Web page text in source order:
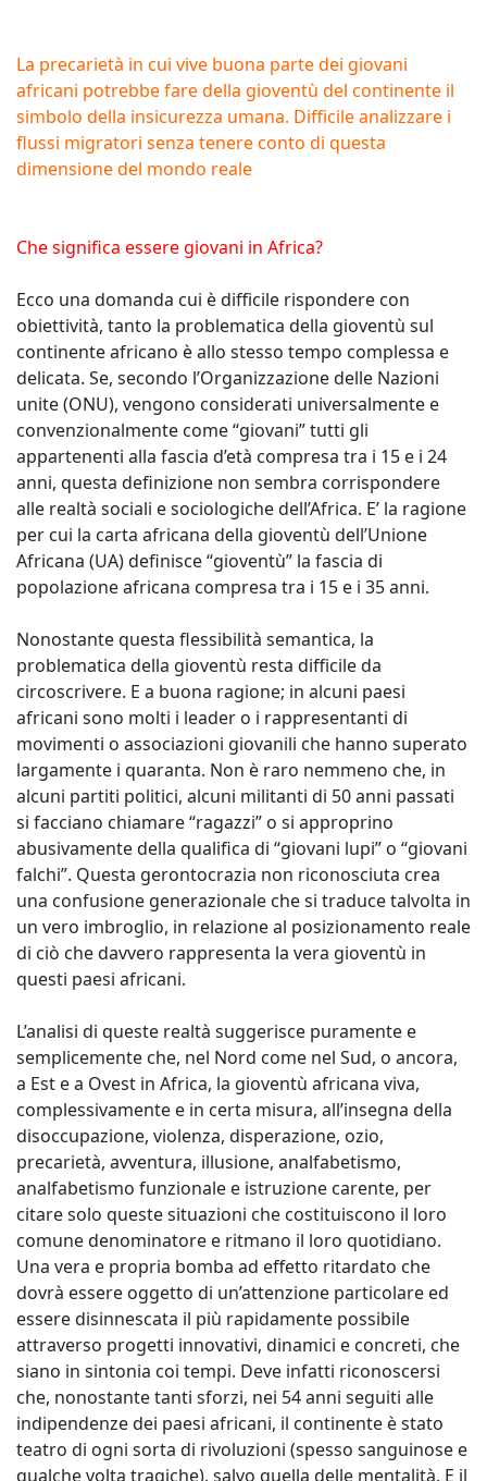
La precarietà in cui vive buona parte dei giovani
africani potrebbe fare della gioventù del continente il
simbolo della insicurezza umana. Difficile analizzare i
flussi migratori senza tenere conto di questa
dimensione del mondo reale
Che significa essere giovani in Africa?
Ecco una domanda cui è difficile rispondere con
obiettività, tanto la problematica della gioventù sul
continente africano è allo stesso tempo complessa e
delicata. Se, secondo l’Organizzazione delle Nazioni
unite (ONU), vengono considerati universalmente e
convenzionalmente come “giovani” tutti gli
appartenenti alla fascia d’età compresa tra i 15 e i 24
anni, questa definizione non sembra corrispondere
alle realtà sociali e sociologiche dell’Africa. E’ la ragione
per cui la carta africana della gioventù dell’Unione
Africana (UA) definisce “gioventù” la fascia di
popolazione africana compresa tra i 15 e i 35 anni.
Nonostante questa flessibilità semantica, la
problematica della gioventù resta difficile da
circoscrivere. E a buona ragione; in alcuni paesi
africani sono molti i leader o i rappresentanti di
movimenti o associazioni giovanili che hanno superato
largamente i quaranta. Non è raro nemmeno che, in
alcuni partiti politici, alcuni militanti di 50 anni passati
si facciano chiamare “ragazzi” o si approprino
abusivamente della qualifica di “giovani lupi” o “giovani
falchi”. Questa gerontocrazia non riconosciuta crea
una confusione generazionale che si traduce talvolta in
un vero imbroglio, in relazione al posizionamento reale
di ciò che davvero rappresenta la vera gioventù in
questi paesi africani.
L’analisi di queste realtà suggerisce puramente e
semplicemente che, nel Nord come nel Sud, o ancora,
a Est e a Ovest in Africa, la gioventù africana viva,
complessivamente e in certa misura, all’insegna della
disoccupazione, violenza, disperazione, ozio,
precarietà, avventura, illusione, analfabetismo,
analfabetismo funzionale e istruzione carente, per
citare solo queste situazioni che costituiscono il loro
comune denominatore e ritmano il loro quotidiano.
Una vera e propria bomba ad effetto ritardato che
dovrà essere oggetto di un’attenzione particolare ed
essere disinnescata il più rapidamente possibile
attraverso progetti innovativi, dinamici e concreti, che
siano in sintonia coi tempi. Deve infatti riconoscersi
che, nonostante tanti sforzi, nei 54 anni seguiti alle
indipendenze dei paesi africani, il continente è stato
teatro di ogni sorta di rivoluzioni (spesso sanguinose e
qualche volta tragiche), salvo quella delle mentalità. E il